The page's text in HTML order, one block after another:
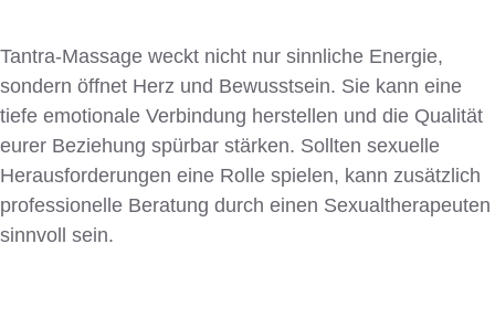
Tantra-Massage weckt nicht nur sinnliche Energie,
sondern öffnet Herz und Bewusstsein. Sie kann eine
tiefe emotionale Verbindung herstellen und die Qualität
eurer Beziehung spürbar stärken. Sollten sexuelle
Herausforderungen eine Rolle spielen, kann zusätzlich
professionelle Beratung durch einen Sexualtherapeuten
sinnvoll sein.